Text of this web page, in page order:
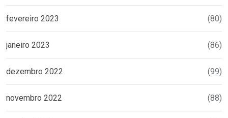
fevereiro 2023 (80)
janeiro 2023 (86)
dezembro 2022 (99)
novembro 2022 (88)